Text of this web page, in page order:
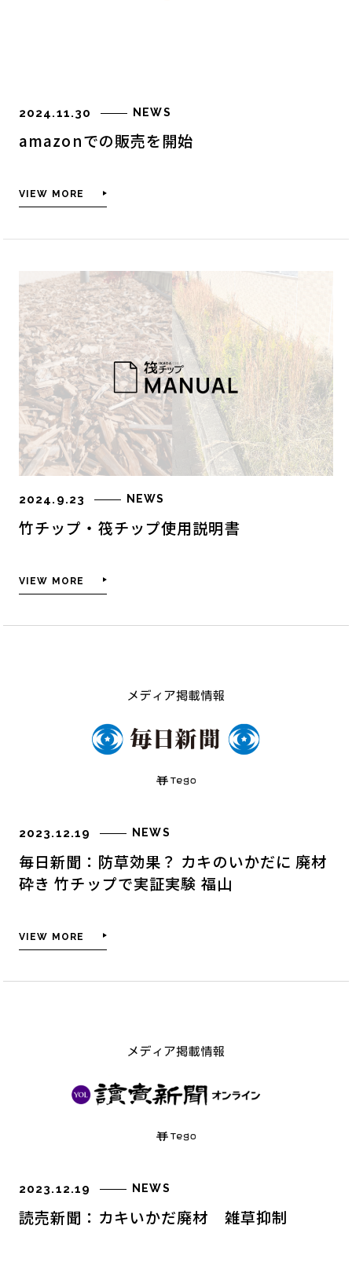
施工の流れ
実績
ストーリー
お知らせ
お問い合せ
個人情報保護方針
2024.11.30 NEWS
amazonでの販売を開始
VIEW MORE
2024.9.23 NEWS
竹チップ・筏チップ使用説明書
VIEW MORE
2023.12.19 NEWS
毎日新聞：防草効果？ カキのいかだに 廃材
砕き 竹チップで実証実験 福山
VIEW MORE
2023.12.19 NEWS
読売新聞：カキいかだ廃材 雑草抑制